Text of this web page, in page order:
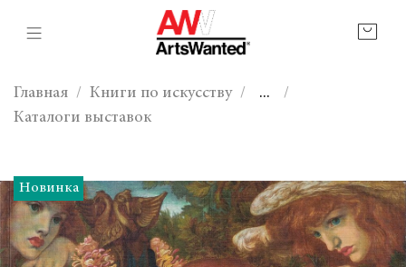
Главная Книги по искусству
...
Каталоги выставок
Новинка